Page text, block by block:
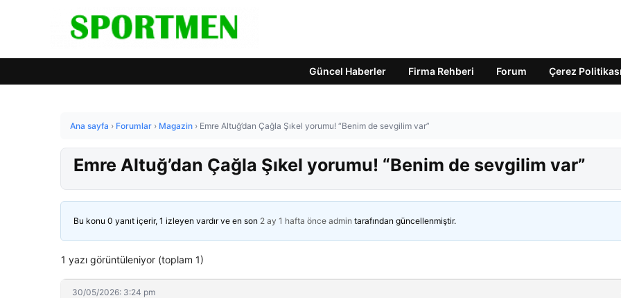
Güncel Haberler Firma Rehberi Forum Çerez Politikası
Ana sayfa › Forumlar › Magazin › Emre Altuğ’dan Çağla Şıkel yorumu! “Benim de sevgilim var”
Emre Altuğ’dan Çağla Şıkel yorumu! “Benim de sevgilim var”
Bu konu 0 yanıt içerir, 1 izleyen vardır ve en son 2 ay 1 hafta önce admin tarafından güncellenmiştir.
1 yazı görüntüleniyor (toplam 1)
30/05/2026: 3:24 pm